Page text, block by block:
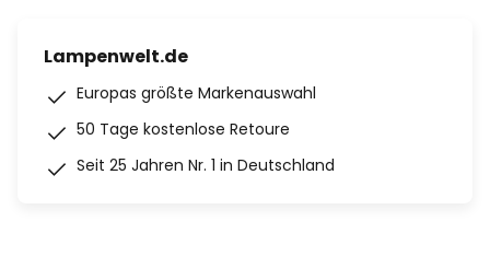
Lampenwelt.de
Europas größte Markenauswahl
50 Tage kostenlose Retoure
Seit 25 Jahren Nr. 1 in Deutschland